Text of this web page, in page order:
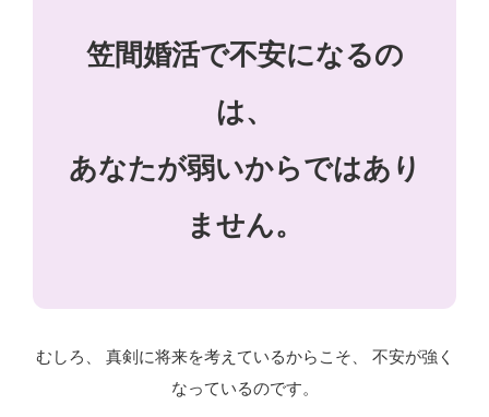
笠間婚活で不安になるの
は、
あなたが弱いからではあり
ません。
むしろ、 真剣に将来を考えているからこそ、 不安が強く
なっているのです。